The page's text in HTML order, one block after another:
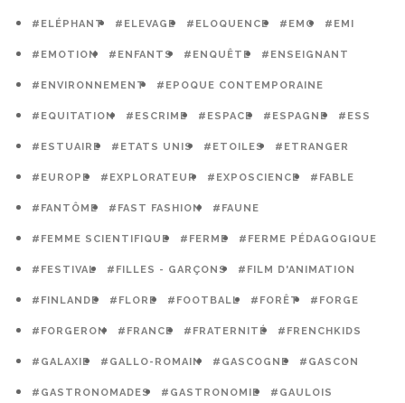
#ELÉPHANT #ELEVAGE #ELOQUENCE #EMC #EMI
#EMOTION #ENFANTS #ENQUÊTE #ENSEIGNANT
#ENVIRONNEMENT #EPOQUE CONTEMPORAINE
#EQUITATION #ESCRIME #ESPACE #ESPAGNE #ESS
#ESTUAIRE #ETATS UNIS #ETOILES #ETRANGER
#EUROPE #EXPLORATEUR #EXPOSCIENCE #FABLE
#FANTÔME #FAST FASHION #FAUNE
#FEMME SCIENTIFIQUE #FERME #FERME PÉDAGOGIQUE
#FESTIVAL #FILLES - GARÇONS #FILM D'ANIMATION
#FINLANDE #FLORE #FOOTBALL #FORÊT #FORGE
#FORGERON #FRANCE #FRATERNITÉ #FRENCHKIDS
#GALAXIE #GALLO-ROMAIN #GASCOGNE #GASCON
#GASTRONOMADES #GASTRONOMIE #GAULOIS